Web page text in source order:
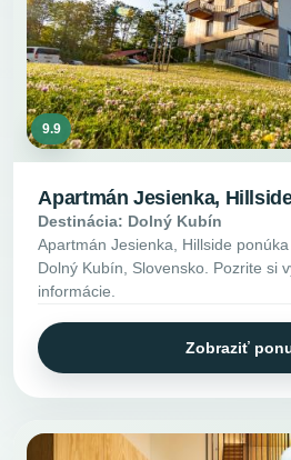
9.9
Apartmán Jesienka,
Destinácia: Dolný Kubín
Apartmán Jesienka, Hillside
Dolný Kubín, Slovensko. Pozrite si
informácie.
Zobraziť